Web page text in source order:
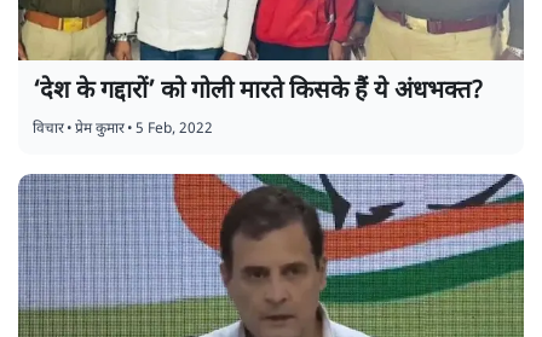
‘देश के गद्दारों’ को गोली मारते किसके हैं ये अंधभक्त?
विचार•प्रेम कुमार•5 Feb, 2022